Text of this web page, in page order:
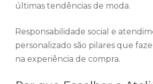
últimas tendências de moda.
Responsabilidade social e
personalizado são pilares que
na experiência de compra.